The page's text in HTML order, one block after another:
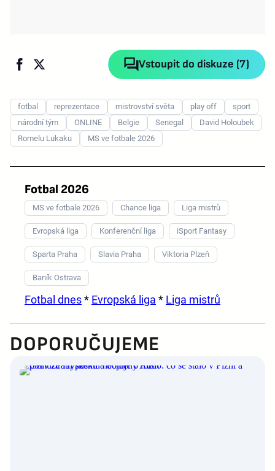
Vstoupit do diskuze (7)
fotbal reprezentace mistrovství světa play off
sport
národní tým
ONLINE Belgie Senegal
David Holoubek
Romelu Lukaku
MS ve fotbale 2026
Fotbal 2026
MS ve fotbale 2026 Chance liga Liga mistrů
Evropská liga Konferenční liga iSport Fantasy
Sparta Praha Slavia Praha Viktoria Plzeň
Baník Ostrava
Fotbal dnes* Evropská liga * Liga mistrů
DOPORUČUJEME